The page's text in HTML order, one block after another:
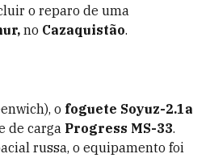
o reparo de uma
no Cazaquistão.
o foguete Soyuz-2.1a
de carga Progress MS-33.
russa, o equipamento foi